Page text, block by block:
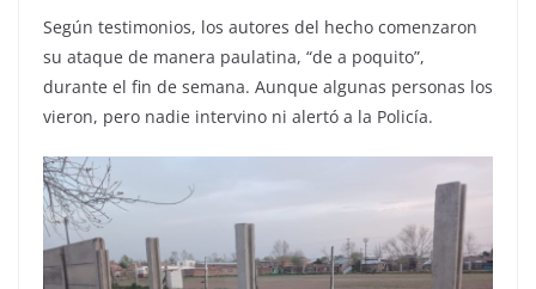
Según testimonios, los autores del hecho comenzaron
su ataque de manera paulatina, “de a poquito”,
durante el fin de semana. Aunque algunas personas los
vieron, pero nadie intervino ni alertó a la Policía.